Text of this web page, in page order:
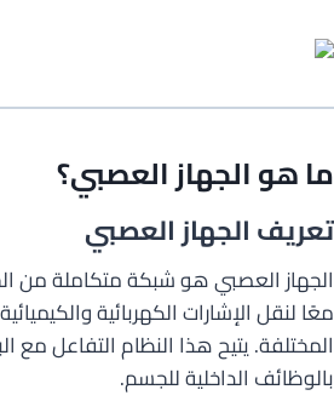
ما هو الجهاز العصبي؟
تعريف الجهاز العصبي
الجهاز العصبي هو شبكة متكاملة من
معًا لنقل الإشارات الكهربائية
المختلفة. يتيح هذا النظام التفاعل مع
بالوظائف الداخلية للجسم.